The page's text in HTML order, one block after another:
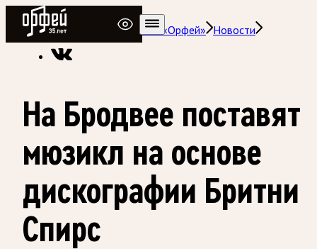
Радио Орфей
Радио классической музыки «Орфей» Новости
На Бродвее поставят
мюзикл на основе
дискографии Бритни
Спирс